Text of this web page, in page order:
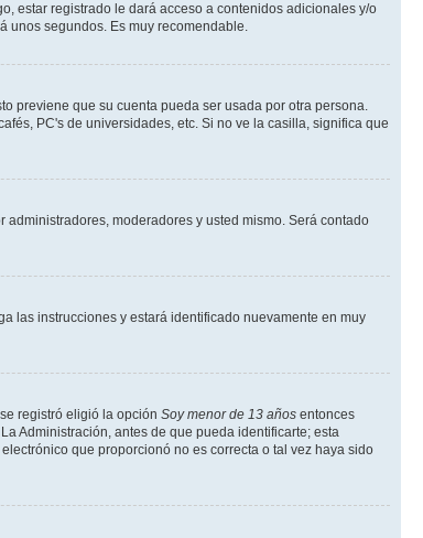
estar registrado le dará acceso a contenidos adicionales y/o
unos segundos. Es muy recomendable.
previene que su cuenta pueda ser usada por otra persona.
PC's de universidades, etc. Si no ve la casilla, significa que
administradores, moderadores y usted mismo. Será contado
las instrucciones y estará identificado nuevamente en muy
registró eligió la opción Soy menor de 13 años entonces
Administración, antes de que pueda identificarte; esta
que proporcionó no es correcta o tal vez haya sido